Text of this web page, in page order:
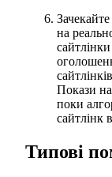
на
Покази
поки
сайтлінк
Типові